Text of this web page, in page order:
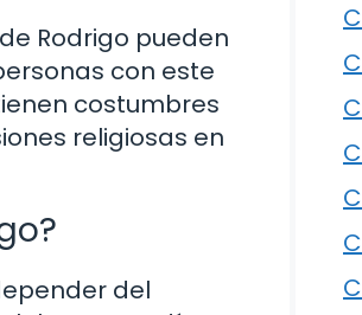
Rodrigo pueden
con este
costumbres
religiosas en
del